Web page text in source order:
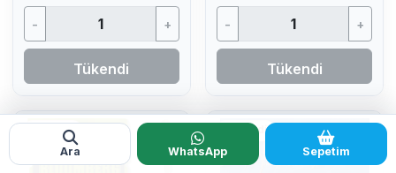
Ara WhatsApp Sepetim
- +
Tükendi
- +
Tükendi
Tükendi Tükendi